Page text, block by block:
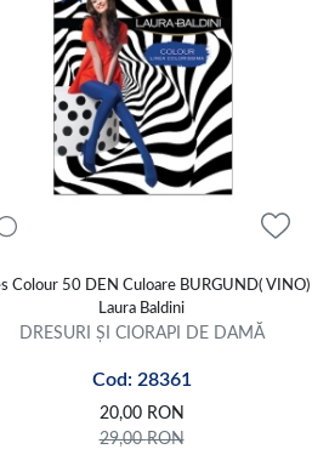
Colour 50 DEN Culoare BURGUND( VINO)
Laura Baldini
DRESURI ȘI CIORAPI DE DAMĂ
Cod: 28361
20,00 RON
29,00RON